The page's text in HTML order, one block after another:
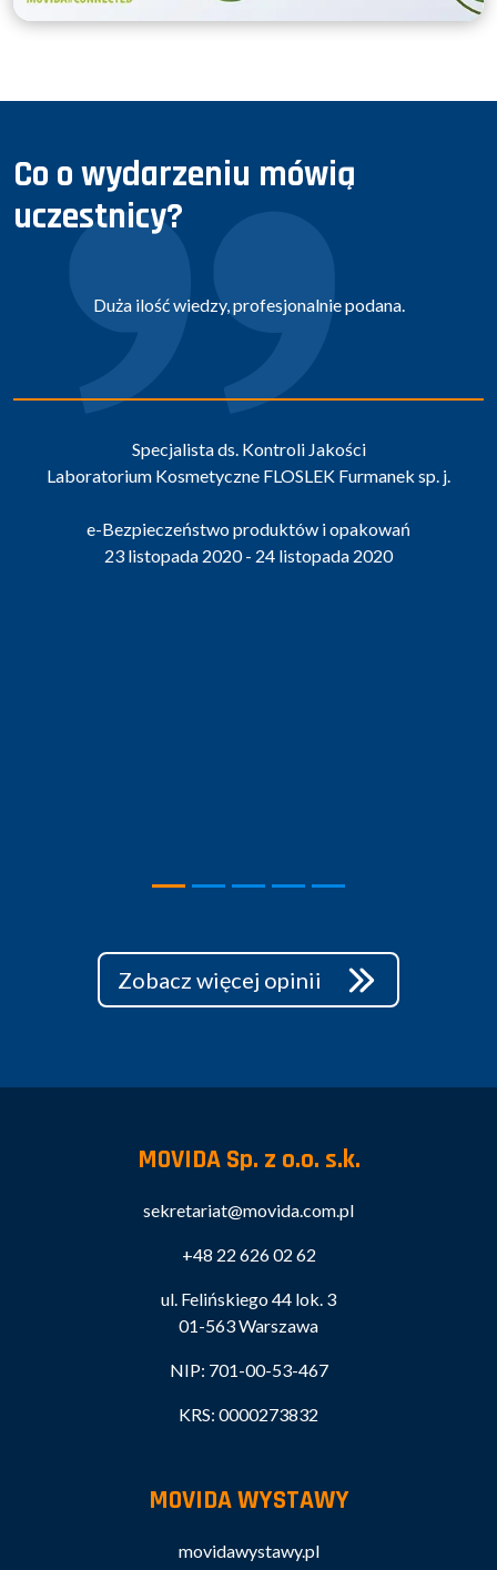
Co o wydarzeniu mówią
uczestnicy?
Duża ilość wiedzy, profesjonalnie podana.
Specjalista ds. Kontroli Jakości
Laboratorium Kosmetyczne FLOSLEK Furmanek sp. j.
e-Bezpieczeństwo produktów i opakowań
23 listopada 2020 - 24 listopada 2020
Zobacz więcej opinii
MOVIDA Sp. z o.o. s.k.
sekretariat@movida.com.pl
+48 22 626 02 62
ul. Felińskiego 44 lok. 3
01-563 Warszawa
NIP: 701-00-53-467
KRS: 0000273832
MOVIDA WYSTAWY
movidawystawy.pl